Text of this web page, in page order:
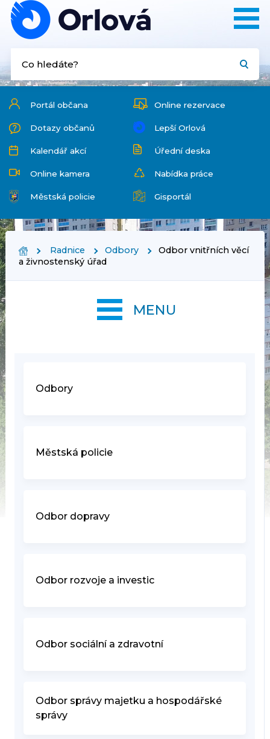
Portál občana Online rezervace
Dotazy občanů Lepší Orlová
Kalendář akcí Úřední deska
Online kamera Nabídka práce
Městská policie Gisportál
Radnice Odbory
Odbor vnitřních věcí
a živnostenský úřad
Odbory
Městská policie
Odbor dopravy
Odbor rozvoje a investic
Odbor sociální a zdravotní
Odbor správy majetku a hospodářské
správy
MENU